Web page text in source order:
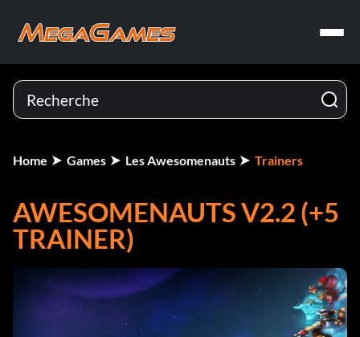
Home Games Les Awesomenauts Trainers
AWESOMENAUTS V2.2 (+5
TRAINER)